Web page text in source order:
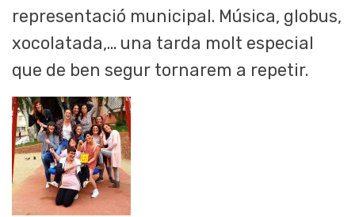
representació municipal. Música, globus,
xocolatada,… una tarda molt especial
que de ben segur tornarem a repetir.